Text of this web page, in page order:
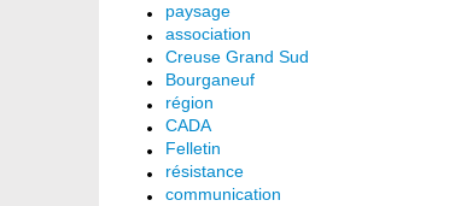
paysage
association
Creuse Grand Sud
Bourganeuf
région
CADA
Felletin
résistance
communication